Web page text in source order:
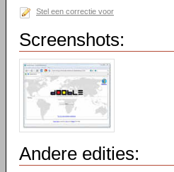
Stel een correctie voor
Screenshots:
Andere edities: